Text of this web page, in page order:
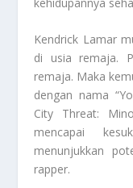
Kendrick Lamar
di usia remaja.
remaja. Maka
dengan nama
City Threat:
mencapai
menunjukkan
rapper.